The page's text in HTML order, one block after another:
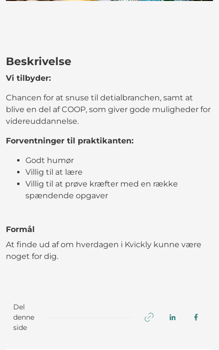
Beskrivelse
Vi tilbyder:
Chancen for at snuse til detialbranchen, samt at
blive en del af COOP, som giver gode muligheder for
videreuddannelse.
Forventninger til praktikanten:
Godt humør
Villig til at lære
Villig til at prøve kræfter med en række
spændende opgaver
Formål
At finde ud af om hverdagen i Kvickly kunne være
noget for dig.
Del
denne
side